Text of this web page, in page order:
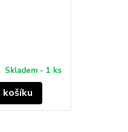
Skladem - 1 ks